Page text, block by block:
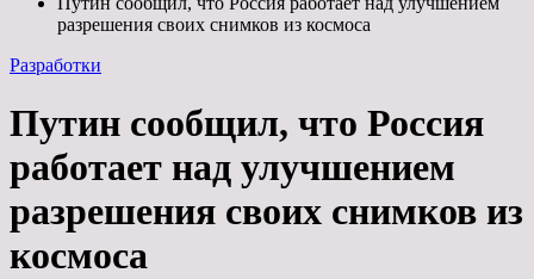
разрешения своих снимков из космоса
Разработки
Путин сообщил, что Россия
работает над улучшением
разрешения своих снимков из
космоса